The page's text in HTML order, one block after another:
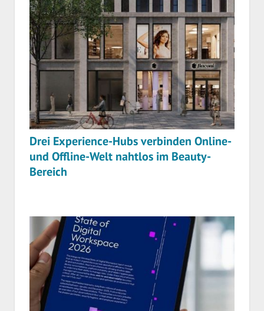
Drei Experience-Hubs verbinden Online-
und Offline-Welt nahtlos im Beauty-
Bereich